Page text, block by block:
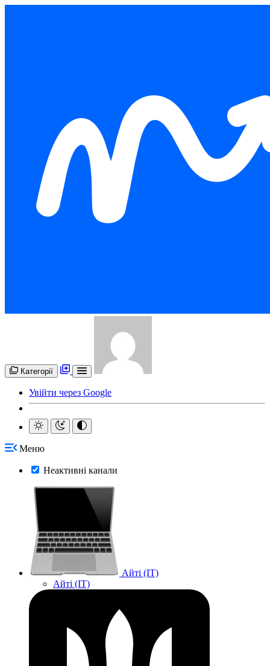
Категорії
Увійти через Google
Меню
Неактивні канали
Айті (IT)
Айті (IT)